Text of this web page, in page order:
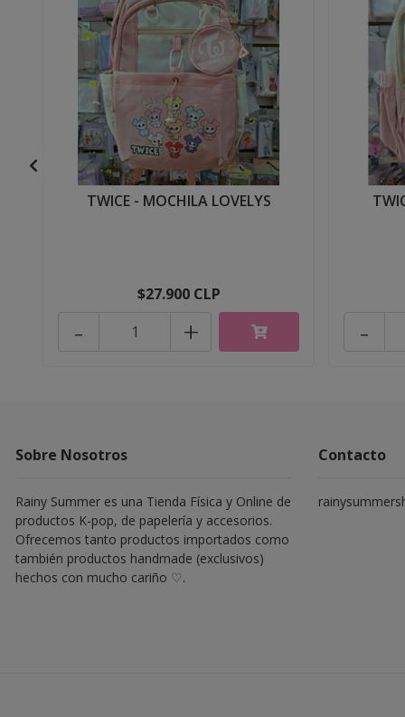
TWICE - MOCHILA LOVELYS
$27.900 CLP
+
- -
Sobre Nosotros
Rainy Summer es una Tienda Física y Online de
productos K-pop, de papelería y accesorios.
Ofrecemos tanto productos importados como
también productos handmade (exclusivos)
hechos con mucho cariño ♡.
Contacto